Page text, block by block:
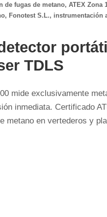
de fugas de metano, ATEX Zona
, Fonotest S.L., instrumentación
TDLS
mide exclusivamente
inmediata. Certificado
metano en vertederos y